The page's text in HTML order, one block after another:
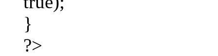
}
?>